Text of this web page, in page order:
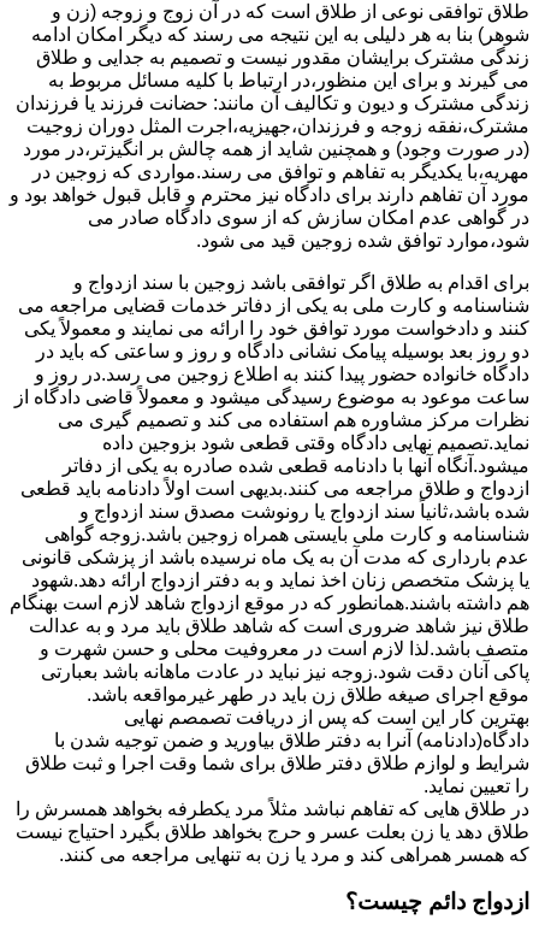
طلاق توافقی نوعی از طلاق است که در آن زوج و زوجه (زن و
شوهر) بنا به هر دلیلی به این نتیجه می رسند که دیگر امکان ادامه
زندگی مشترک برایشان مقدور نیست و تصمیم به جدایی و طلاق
می گیرند و برای این منظور،در ارتباط با کلیه مسائل مربوط به
زندگی مشترک و دیون و تکالیف آن مانند: حضانت فرزند یا فرزندان
مشترک،نفقه زوجه و فرزندان،جهیزیه،اجرت المثل دوران زوجیت
(در صورت وجود) و همچنین شاید از همه چالش بر انگیزتر،در مورد
مهریه،با یکدیگر به تفاهم و توافق می رسند.مواردی که زوجین در
مورد آن تفاهم دارند برای دادگاه نیز محترم و قابل قبول خواهد بود و
در گواهی عدم امکان سازش که از سوی دادگاه صادر می
شود،موارد توافق شده زوجین قید می شود.
برای اقدام به طلاق اگر توافقی باشد زوجین با سند ازدواج و
شناسنامه و کارت ملی به یکی از دفاتر خدمات قضایی مراجعه می
کنند و دادخواست مورد توافق خود را ارائه می نمایند و معمولاً یکی
دو روز بعد بوسیله پیامک نشانی دادگاه و روز و ساعتی که باید در
دادگاه خانواده حضور پیدا کنند به اطلاع زوجین می رسد.در روز و
ساعت موعود به موضوع رسیدگی میشود و معمولاً قاضی دادگاه از
نظرات مرکز مشاوره هم استفاده می کند و تصمیم گیری می
نماید.تصمیم نهایی دادگاه وقتی قطعی شود بزوجین داده
میشود.آنگاه آنها با دادنامه قطعی شده صادره به یکی از دفاتر
ازدواج و طلاق مراجعه می کنند.بدیهی است اولاً دادنامه باید قطعی
شده باشد،ثانیاً سند ازدواج یا رونوشت مصدق سند ازدواج و
شناسنامه و کارت ملی بایستی همراه زوجین باشد.زوجه گواهی
عدم بارداری که مدت آن به یک ماه نرسیده باشد از پزشکی قانونی
یا پزشک متخصص زنان اخذ نماید و به دفتر ازدواج ارائه دهد.شهود
هم داشته باشند.همانطور که در موقع ازدواج شاهد لازم است بهنگام
طلاق نیز شاهد ضروری است که شاهد طلاق باید مرد و به عدالت
متصف باشد.لذا لازم است در معروفیت محلی و حسن شهرت و
پاکی آنان دقت شود.زوجه نیز نباید در عادت ماهانه باشد بعبارتی
موقع اجرای صیغه طلاق زن باید در طهر غیرمواقعه باشد.
بهترین کار این است که پس از دریافت تصمصم نهایی
دادگاه(دادنامه) آنرا به دفتر طلاق بیاورید و ضمن توجیه شدن با
شرایط و لوازم طلاق دفتر طلاق برای شما وقت اجرا و ثبت طلاق
را تعیین نماید.
در طلاق هایی که تفاهم نباشد مثلاً مرد یکطرفه بخواهد همسرش را
طلاق دهد یا زن بعلت عسر و حرج بخواهد طلاق بگیرد احتیاج نیست
که همسر همراهی کند و مرد یا زن به تنهایی مراجعه می کنند.
ازدواج دائم چیست؟